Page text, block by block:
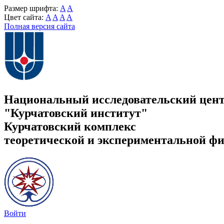
Размер шрифта: A A
Цвет сайта: A A A A
Полная версия сайта
Национальный исследовательский
"Курчатовский институт"
Курчатовский комплекс
теоретической и экспериментальной
Войти